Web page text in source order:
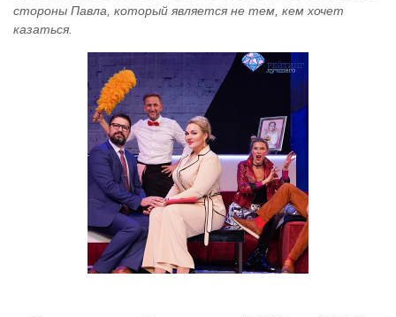
стороны Павла, который является не тем, кем хочет
казаться.